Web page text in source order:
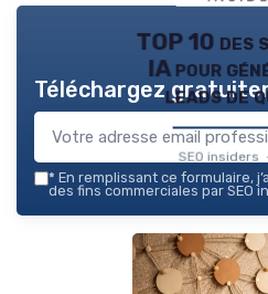
TOP 10 des
IA pour
leads de
SEO insiders
Téléchargez
* En remplissant ce formulaire,
des fins commerciales par SEO